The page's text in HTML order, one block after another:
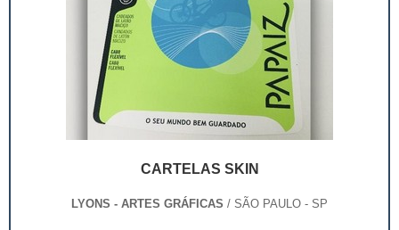
CARTELAS SKIN
LYONS - ARTES GRÁFICAS / SÃO PAULO - SP